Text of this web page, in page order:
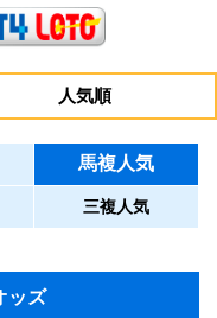
人気順
馬複人気
三複人気
オッズ